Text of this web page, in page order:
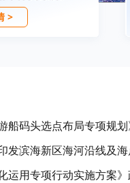
>
船码头选点布局专项规
运用专项行动实施方案